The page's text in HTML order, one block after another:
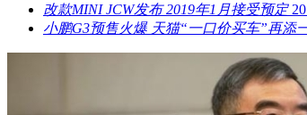
改款MINI JCW发布 2019年1月接受预定
小鹏G3预售火爆 天猫“一口价买车”再添